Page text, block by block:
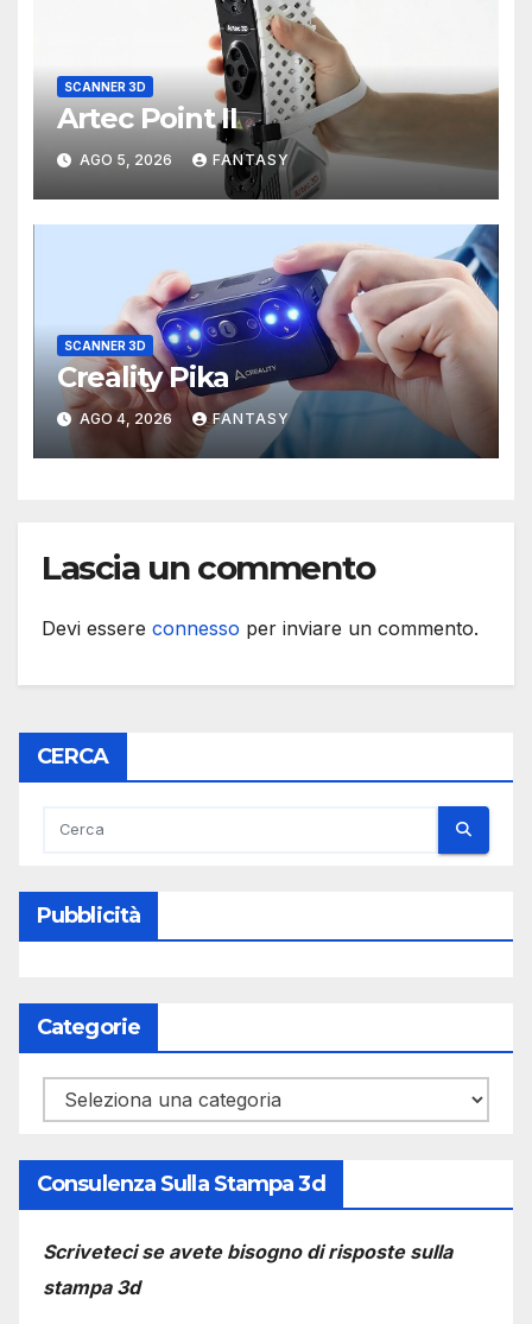
SCANNER 3D
Artec Point II
AGO 5, 2026 FANTASY
SCANNER 3D
Creality Pika
AGO 4, 2026 FANTASY
Lascia un commento
Devi essere connesso per inviare un commento.
CERCA
Pubblicità
Categorie
Categorie
Consulenza Sulla Stampa 3d
Scriveteci se avete bisogno di risposte sulla
stampa 3d